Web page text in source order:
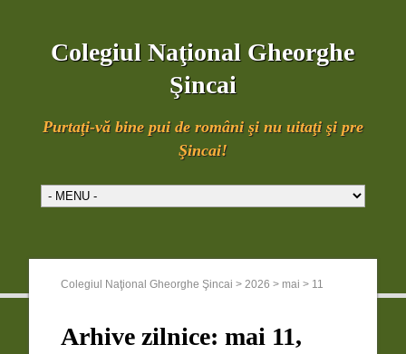
Colegiul Naţional Gheorghe
Şincai
Purtaţi-vă bine pui de români şi nu uitaţi şi pre
Şincai!
Colegiul Naţional Gheorghe Şincai >2026 > mai > 11
Arhive zilnice:mai 11,